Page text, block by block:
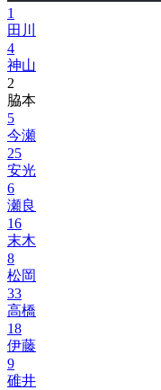
1
田川
4
神山
2
脇本
5
今瀬
25
安光
6
瀬良
16
末木
8
松岡
33
高橋
18
伊藤
9
碓井